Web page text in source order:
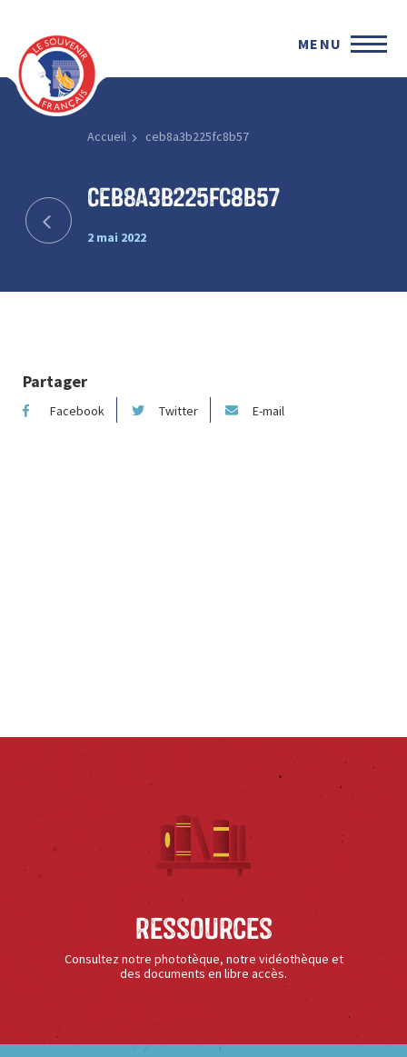
MENU
Accueil ceb8a3b225fc8b57
ceb8a3b225fc8b57
2 mai 2022
Partager
Facebook Twitter E-mail
Ressources
Consultez notre phototèque, notre vidéothèque et
des documents en libre accès.